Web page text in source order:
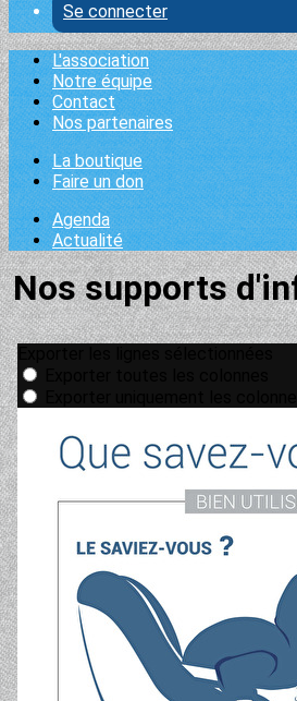
Se connecter
L'association
Notre équipe
Contact
Nos partenaires
La boutique
Faire un don
Agenda
Actualité
Nos supports